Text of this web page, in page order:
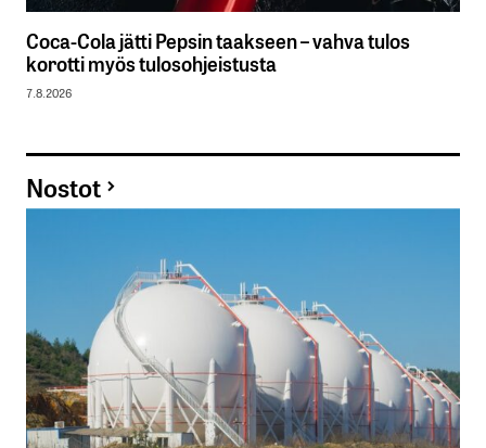
Coca-Cola jätti Pepsin taakseen – vahva tulos
korotti myös tulosohjeistusta
7.8.2026
Nostot